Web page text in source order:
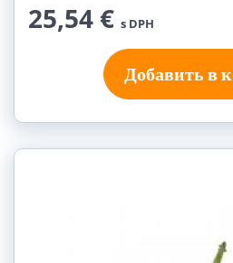
25,54 € s DPH
Добавить в